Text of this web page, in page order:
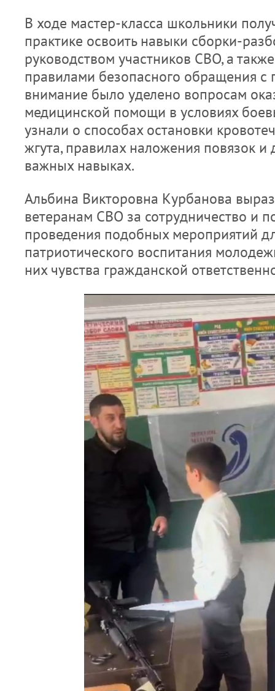
В ходе мастер-класса школьники
практике освоить навыки сборки-
руководством участников СВО, а
правилами безопасного обращения с
внимание было уделено вопросам
медицинской помощи в условиях
узнали о способах остановки
жгута, правилах наложения повязок и
важных навыках.
Альбина Викторовна Курбанова
ветеранам СВО за сотрудничество и
проведения подобных мероприятий
патриотического воспитания
них чувства гражданской